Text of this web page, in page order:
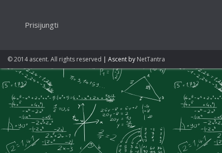
Prisijungti
© 2014 ascent. All rights reserved | Ascent by NetTantra